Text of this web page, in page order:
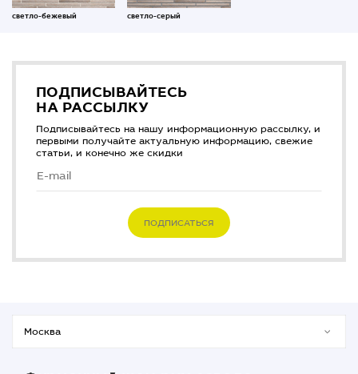
светло-бежевый светло-серый
ПОДПИСЫВАЙТЕСЬ
НА РАССЫЛКУ
Подписывайтесь на нашу информационную рассылку, и
первыми получайте актуальную информацию, свежие
статьи, и конечно же скидки
ПОДПИСАТЬСЯ